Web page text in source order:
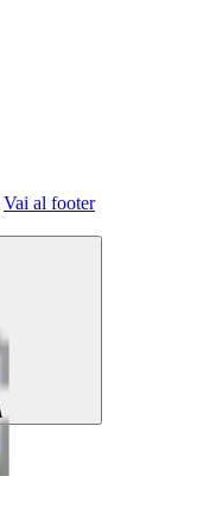
Vai al footer